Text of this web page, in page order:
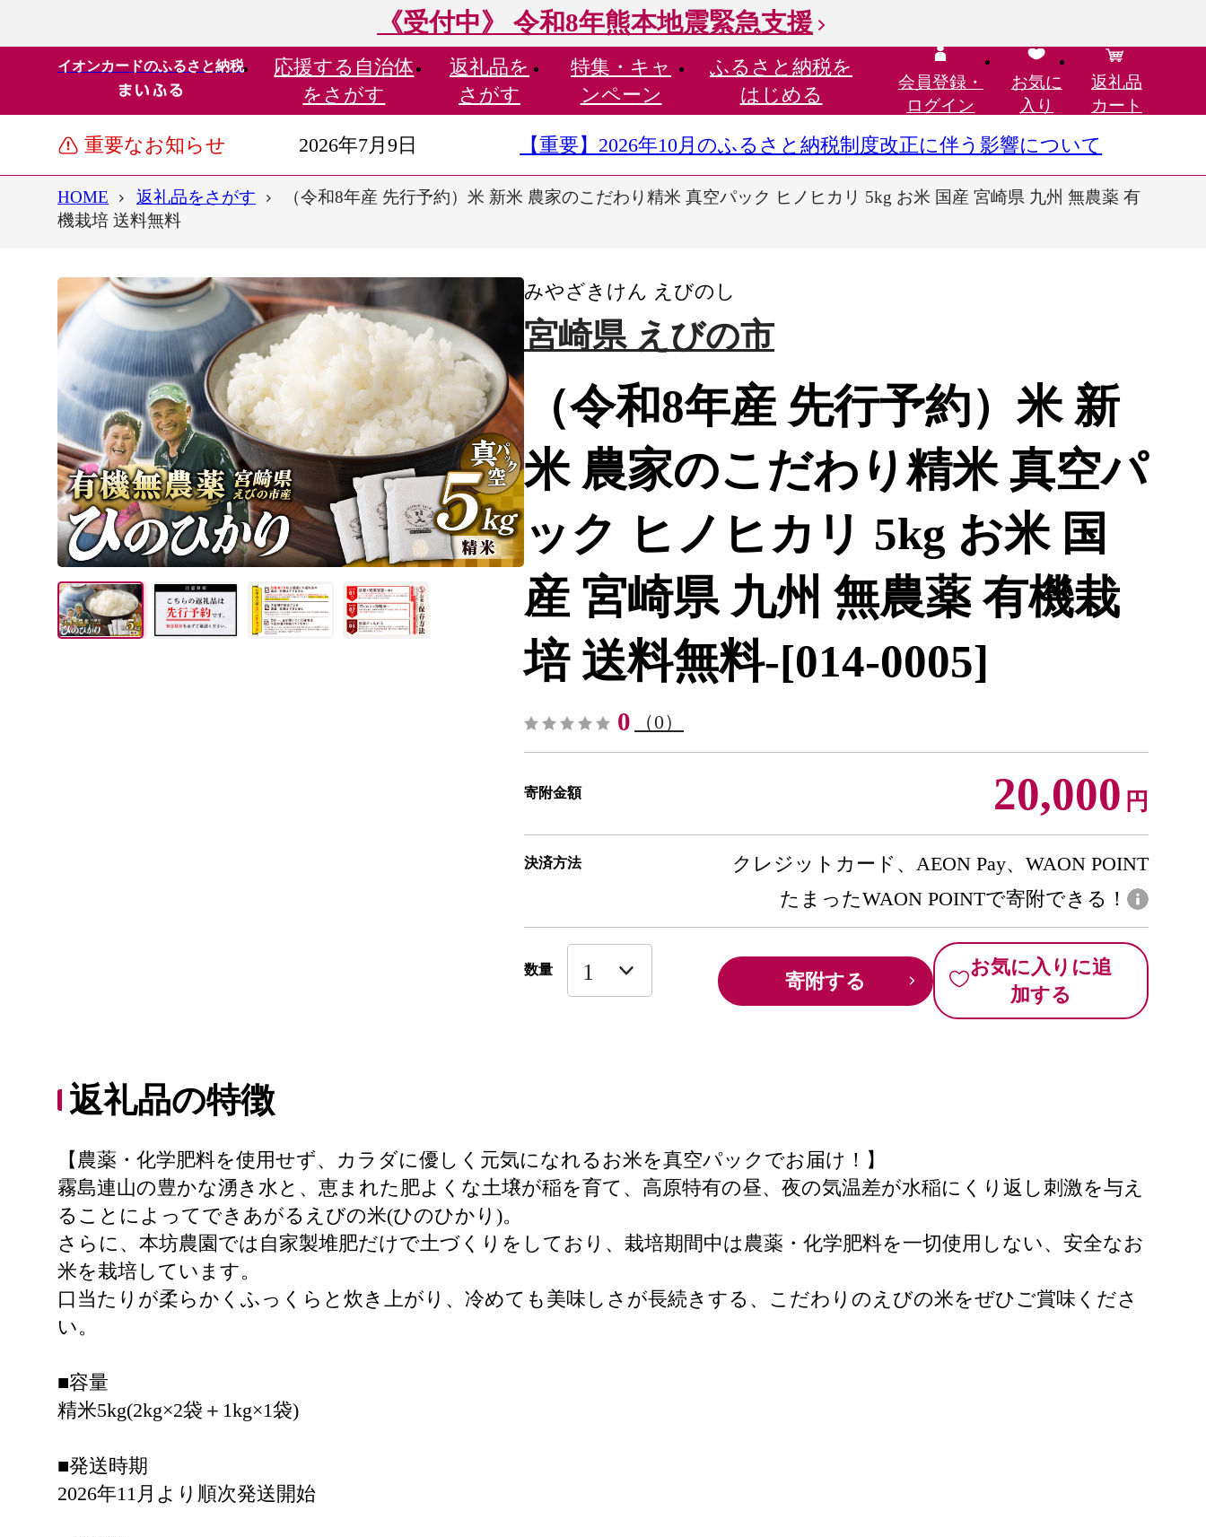
《受付中》 令和8年熊本地震緊急支援
イオンカードのふるさと納税 応援する 自治体
をさがす
返礼品を
さがす
特集・ キャ
ンペーン
ふるさと納税を
はじめる
会員登録・
ログイン
お気に
入り
返礼品
カート
重要なお知らせ 2026年7月9日 【重要】2026年10月のふるさと納税制度改正に伴う影響について
HOME 返礼品をさがす
（令和8年産 先行予約）米 新米 農家のこだわり精米 真空パック ヒノヒカリ 5kg お米 国産 宮崎県 九州 無農薬 有
機栽培 送料無料
みやざきけん えびのし
宮崎県 えびの市
（令和8年産 先行予約）米 新
米 農家のこだわり精米 真空パ
ック ヒノヒカリ 5kg お米 国
産 宮崎県 九州 無農薬 有機栽
培 送料無料-[014-0005]
0 （0）
寄附金額 20,000 円
決済方法
クレジットカード、AEON Pay、WAON POINT
たまったWAON POINTで寄附できる！
数量 寄附する
お気に入りに追
加する
返礼品の特徴
【農薬・化学肥料を使用せず、カラダに優しく元気になれるお米を真空パックでお届け！】
霧島連山の豊かな湧き水と、恵まれた肥よくな土壌が稲を育て、高原特有の昼、夜の気温差が水稲にくり返し刺激を与え
ることによってできあがるえびの米(ひのひかり)。
さらに、本坊農園では自家製堆肥だけで土づくりをしており、栽培期間中は農薬・化学肥料を一切使用しない、安全なお
米を栽培しています。
口当たりが柔らかくふっくらと炊き上がり、冷めても美味しさが長続きする、こだわりのえびの米をぜひご賞味くださ
い。
■容量
精米5kg(2kg×2袋＋1kg×1袋)
■発送時期
2026年11月より順次発送開始